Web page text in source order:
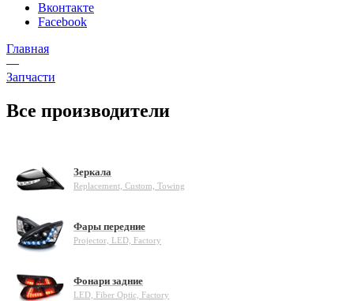
Вконтакте
Facebook
Главная
—
Запчасти
Все производители
Зеркала
Replacement, Custom, Towing
Фары передние
Projector, LED, Factory
Фонари задние
LED, Fiber Optic, Factory